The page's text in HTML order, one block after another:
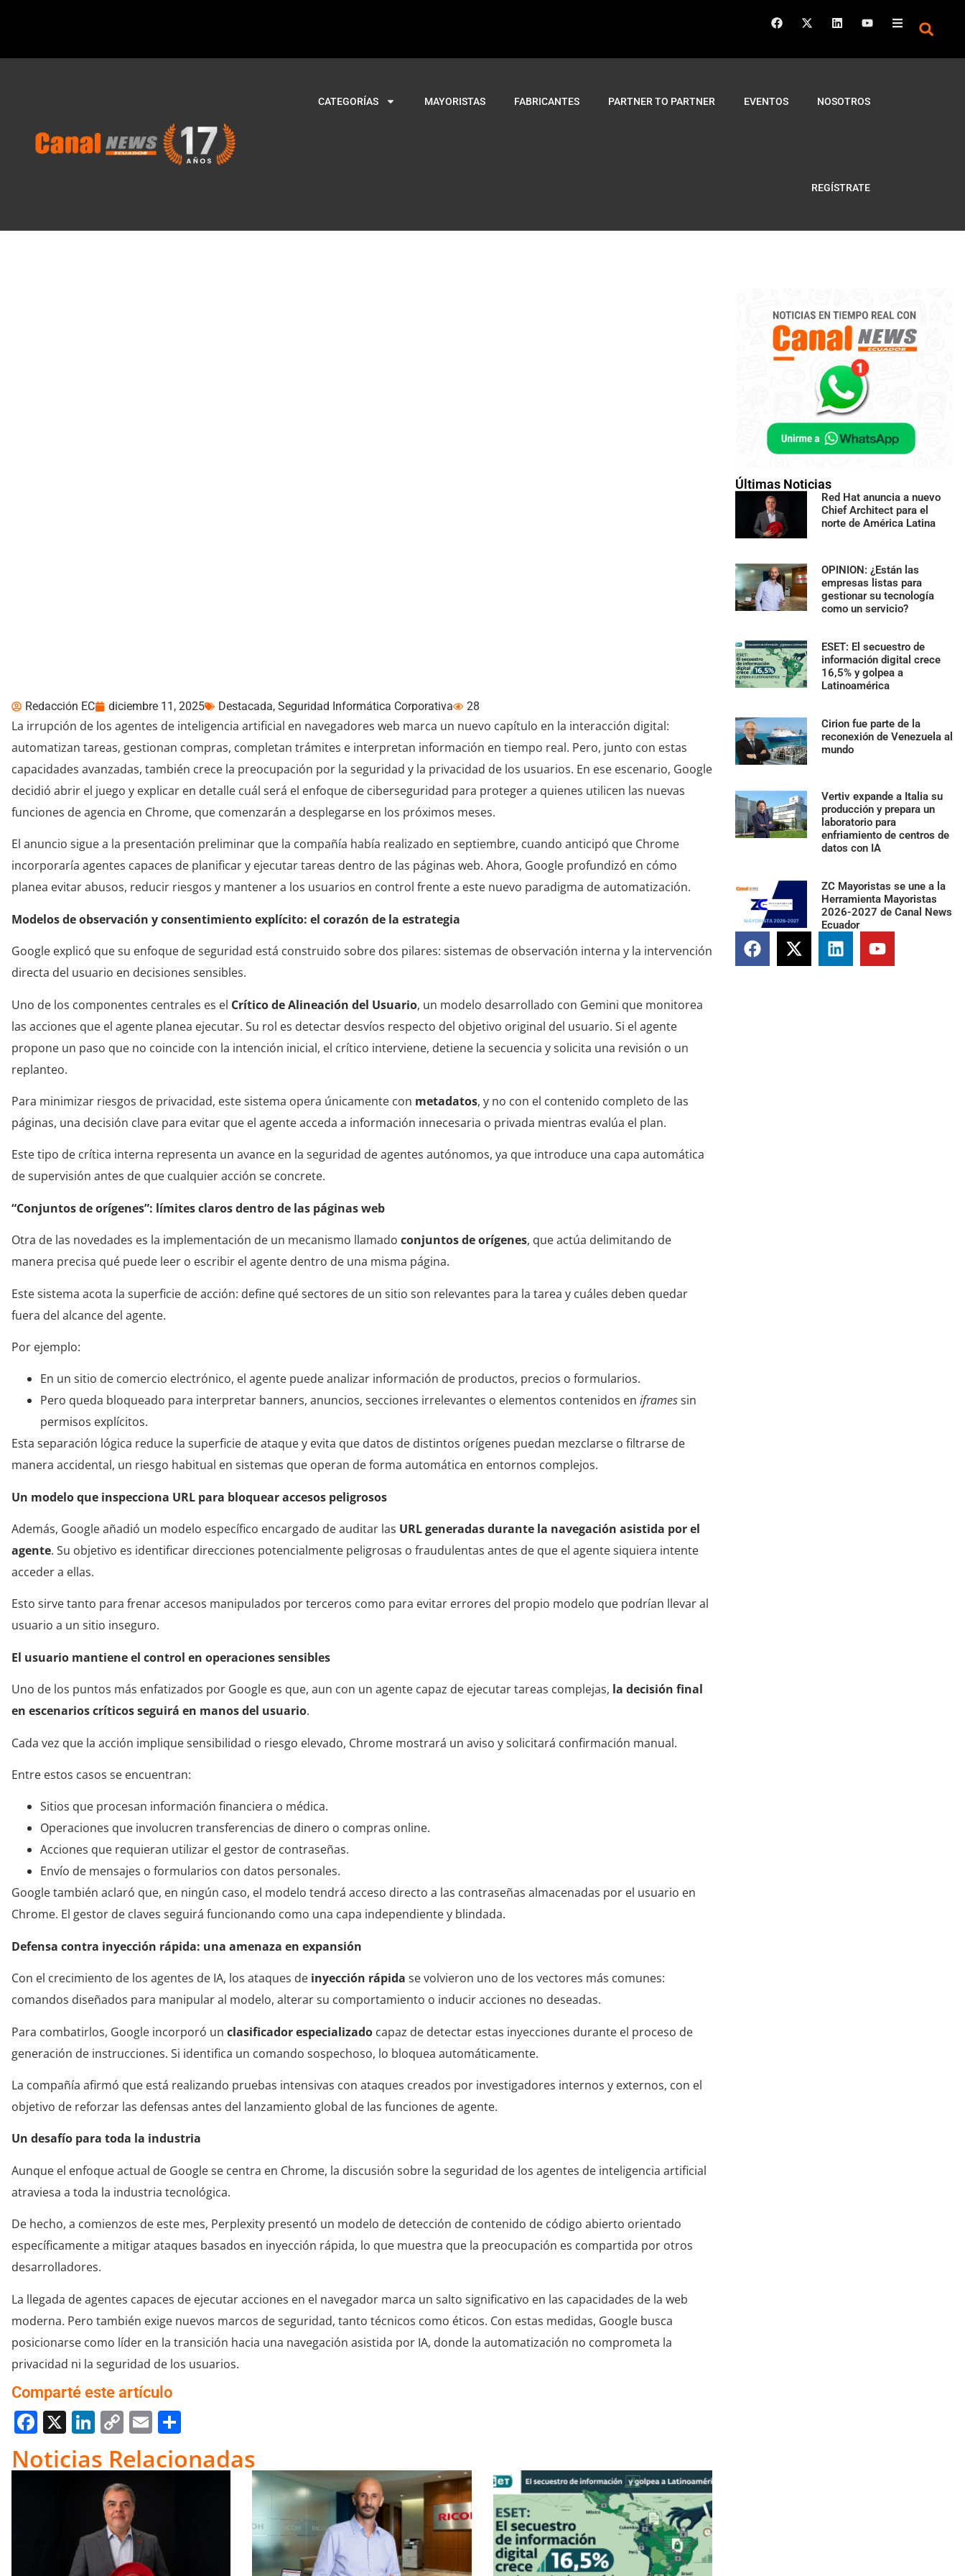
CATEGORÍAS MAYORISTAS FABRICANTES PARTNER TO PARTNER EVENTOS NOSOTROS
REGÍSTRATE
Últimas Noticias
Red Hat anuncia a nuevo
Chief Architect para el
norte de América Latina
OPINION: ¿Están las
empresas listas para
gestionar su tecnología
como un servicio?
ESET: El secuestro de
información digital crece
16,5% y golpea a
Latinoamérica
Cirion fue parte de la
reconexión de Venezuela al
mundo
Vertiv expande a Italia su
producción y prepara un
laboratorio para
enfriamiento de centros de
datos con IA
ZC Mayoristas se une a la
Herramienta Mayoristas
2026-2027 de Canal News
Ecuador
Redacción EC diciembre 11, 2025 Destacada, Seguridad Informática Corporativa 28
La irrupción de los agentes de inteligencia artificial en navegadores web marca un nuevo capítulo en la interacción digital:
automatizan tareas, gestionan compras, completan trámites e interpretan información en tiempo real. Pero, junto con estas
capacidades avanzadas, también crece la preocupación por la seguridad y la privacidad de los usuarios. En ese escenario, Google
decidió abrir el juego y explicar en detalle cuál será el enfoque de ciberseguridad para proteger a quienes utilicen las nuevas
funciones de agencia en Chrome, que comenzarán a desplegarse en los próximos meses.
El anuncio sigue a la presentación preliminar que la compañía había realizado en septiembre, cuando anticipó que Chrome
incorporaría agentes capaces de planificar y ejecutar tareas dentro de las páginas web. Ahora, Google profundizó en cómo
planea evitar abusos, reducir riesgos y mantener a los usuarios en control frente a este nuevo paradigma de automatización.
Modelos de observación y consentimiento explícito: el corazón de la estrategia
Google explicó que su enfoque de seguridad está construido sobre dos pilares: sistemas de observación interna y la intervención
directa del usuario en decisiones sensibles.
Uno de los componentes centrales es el Crítico de Alineación del Usuario, un modelo desarrollado con Gemini que monitorea
las acciones que el agente planea ejecutar. Su rol es detectar desvíos respecto del objetivo original del usuario. Si el agente
propone un paso que no coincide con la intención inicial, el crítico interviene, detiene la secuencia y solicita una revisión o un
replanteo.
Para minimizar riesgos de privacidad, este sistema opera únicamente con metadatos, y no con el contenido completo de las
páginas, una decisión clave para evitar que el agente acceda a información innecesaria o privada mientras evalúa el plan.
Este tipo de crítica interna representa un avance en la seguridad de agentes autónomos, ya que introduce una capa automática
de supervisión antes de que cualquier acción se concrete.
“Conjuntos de orígenes”: límites claros dentro de las páginas web
Otra de las novedades es la implementación de un mecanismo llamado conjuntos de orígenes, que actúa delimitando de
manera precisa qué puede leer o escribir el agente dentro de una misma página.
Este sistema acota la superficie de acción: define qué sectores de un sitio son relevantes para la tarea y cuáles deben quedar
fuera del alcance del agente.
Por ejemplo:
En un sitio de comercio electrónico, el agente puede analizar información de productos, precios o formularios.
Pero queda bloqueado para interpretar banners, anuncios, secciones irrelevantes o elementos contenidos en iframessin
permisos explícitos.
Esta separación lógica reduce la superficie de ataque y evita que datos de distintos orígenes puedan mezclarse o filtrarse de
manera accidental, un riesgo habitual en sistemas que operan de forma automática en entornos complejos.
Un modelo que inspecciona URL para bloquear accesos peligrosos
Además, Google añadió un modelo específico encargado de auditar las URL generadas durante la navegación asistida por el
agente. Su objetivo es identificar direcciones potencialmente peligrosas o fraudulentas antes de que el agente siquiera intente
acceder a ellas.
Esto sirve tanto para frenar accesos manipulados por terceros como para evitar errores del propio modelo que podrían llevar al
usuario a un sitio inseguro.
El usuario mantiene el control en operaciones sensibles
Uno de los puntos más enfatizados por Google es que, aun con un agente capaz de ejecutar tareas complejas, la decisión final
en escenarios críticos seguirá en manos del usuario.
Cada vez que la acción implique sensibilidad o riesgo elevado, Chrome mostrará un aviso y solicitará confirmación manual.
Entre estos casos se encuentran:
Sitios que procesan información financiera o médica.
Operaciones que involucren transferencias de dinero o compras online.
Acciones que requieran utilizar el gestor de contraseñas.
Envío de mensajes o formularios con datos personales.
Google también aclaró que, en ningún caso, el modelo tendrá acceso directo a las contraseñas almacenadas por el usuario en
Chrome. El gestor de claves seguirá funcionando como una capa independiente y blindada.
Defensa contra inyección rápida: una amenaza en expansión
Con el crecimiento de los agentes de IA, los ataques de inyección rápida se volvieron uno de los vectores más comunes:
comandos diseñados para manipular al modelo, alterar su comportamiento o inducir acciones no deseadas.
Para combatirlos, Google incorporó un clasificador especializado capaz de detectar estas inyecciones durante el proceso de
generación de instrucciones. Si identifica un comando sospechoso, lo bloquea automáticamente.
La compañía afirmó que está realizando pruebas intensivas con ataques creados por investigadores internos y externos, con el
objetivo de reforzar las defensas antes del lanzamiento global de las funciones de agente.
Un desafío para toda la industria
Aunque el enfoque actual de Google se centra en Chrome, la discusión sobre la seguridad de los agentes de inteligencia artificial
atraviesa a toda la industria tecnológica.
De hecho, a comienzos de este mes, Perplexity presentó un modelo de detección de contenido de código abierto orientado
específicamente a mitigar ataques basados en inyección rápida, lo que muestra que la preocupación es compartida por otros
desarrolladores.
La llegada de agentes capaces de ejecutar acciones en el navegador marca un salto significativo en las capacidades de la web
moderna. Pero también exige nuevos marcos de seguridad, tanto técnicos como éticos. Con estas medidas, Google busca
posicionarse como líder en la transición hacia una navegación asistida por IA, donde la automatización no comprometa la
privacidad ni la seguridad de los usuarios.
Comparté este artículo
Facebook
X LinkedIn
Copy
Link
Email
Noticias Relacionadas